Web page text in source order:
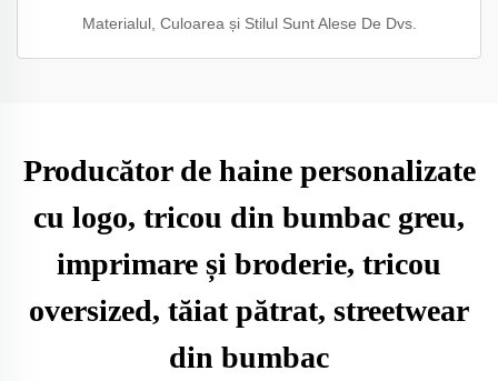
Materialul, Culoarea și Stilul Sunt Alese De Dvs.
Producător de haine personalizate
cu logo, tricou din bumbac greu,
imprimare și broderie, tricou
oversized, tăiat pătrat, streetwear
din bumbac